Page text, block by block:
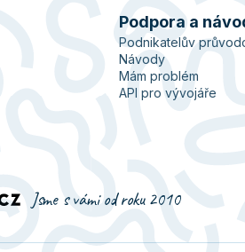
Podpora a
Podnikatelův
Návody
Mám problém
API pro vývojáře
Jsme s vámi od roku 2010